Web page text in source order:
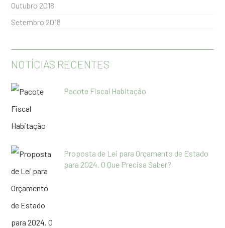
Outubro 2018
Setembro 2018
NOTÍCIAS RECENTES
Pacote Fiscal Habitação
Proposta de Lei para Orçamento de Estado
para 2024. O Que Precisa Saber?